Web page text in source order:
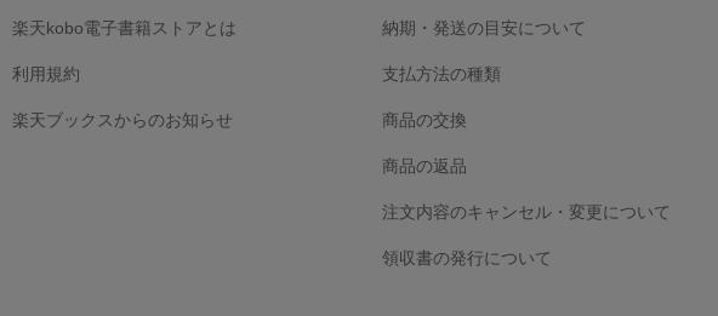
楽天kobo電子書籍ストアとは
利用規約
楽天ブックスからのお知らせ
納期・発送の目安について
支払方法の種類
商品の交換
商品の返品
注文内容のキャンセル・変更について
領収書の発行について